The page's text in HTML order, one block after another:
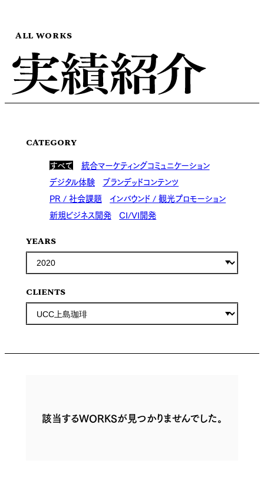
ALL WORKS
CATEGORY
すべて
統合マーケティングコミュニケーション
デジタル体験
ブランデッドコンテンツ
PR / 社会課題 インバウンド / 観光プロモーション
新規ビジネス開発 CI/VI開発
YEARS
CLIENTS
該当するWORKSが見つかりませんでした。